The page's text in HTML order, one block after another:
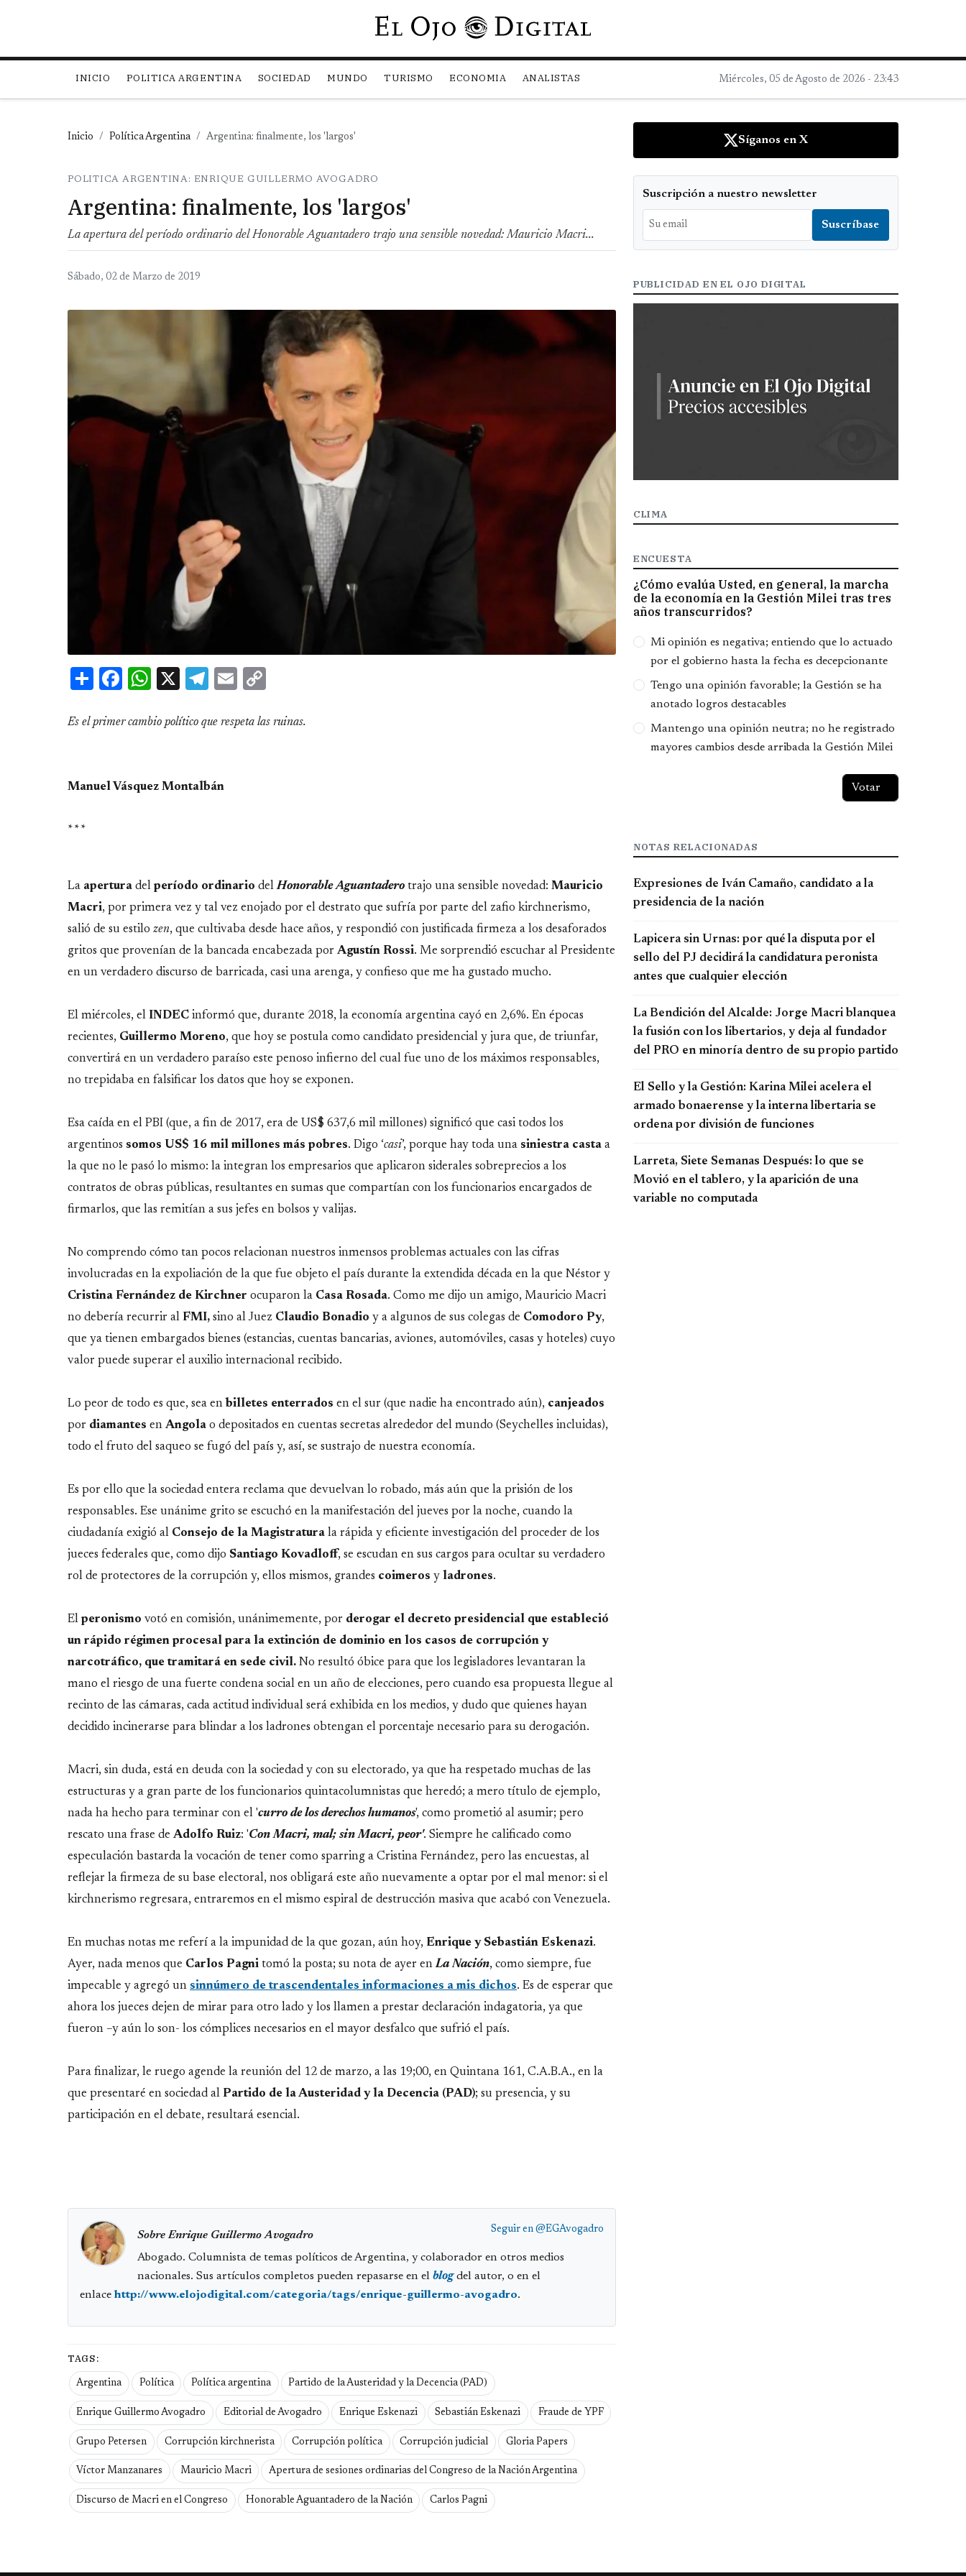
Pasar al contenido principal
INICIO POLITICA ARGENTINA SOCIEDAD MUNDO TURISMO ECONOMIA ANALISTAS Miércoles, 05 de Agosto de 2026 - 23:43
Inicio Política Argentina Argentina: finalmente, los 'largos'
POLITICA ARGENTINA: ENRIQUE GUILLERMO AVOGADRO
Argentina: finalmente, los 'largos'
La apertura del período ordinario del Honorable Aguantadero trajo una sensible novedad: Mauricio Macri...
Sábado, 02 de Marzo de 2019
ShareFacebook
WhatsApp
X Telegram
Email
Es el primer cambio político que respeta las ruinas.
Manuel Vásquez Montalbán
* * *
La apertura del período ordinario delHonorable Aguantadero trajo una sensible novedad: Mauricio
Macri, por primera vez y tal vez enojado por el destrato que sufría por parte del zafio kirchnerismo,
salió de su estilo zen, que cultivaba desde hace años, y respondió con justificada firmeza a los desaforados
gritos que provenían de la bancada encabezada por Agustín Rossi. Me sorprendió escuchar al Presidente
en un verdadero discurso de barricada, casi una arenga, y confieso que me ha gustado mucho.
El miércoles, el INDEC informó que, durante 2018, la economía argentina cayó en 2,6%. En épocas
recientes, Guillermo Moreno, que hoy se postula como candidato presidencial y jura que, de triunfar,
convertirá en un verdadero paraíso este penoso infierno del cual fue uno de los máximos responsables,
no trepidaba en falsificar los datos que hoy se exponen.
Esa caída en el PBI (que, a fin de 2017, era de US$ 637,6 mil millones) significó que casi todos los
argentinos somos US$ 16 mil millones más pobres. Digo ‘casi’, porque hay toda una siniestra casta a
la que no le pasó lo mismo: la integran los empresarios que aplicaron siderales sobreprecios a los
contratos de obras públicas, resultantes en sumas que compartían con los funcionarios encargados de
firmarlos, que las remitían a sus jefes en bolsos y valijas.
No comprendo cómo tan pocos relacionan nuestros inmensos problemas actuales con las cifras
involucradas en la expoliación de la que fue objeto el país durante la extendida década en la que Néstor y
Cristina Fernández de Kirchner ocuparon la Casa Rosada. Como me dijo un amigo, Mauricio Macri
no debería recurrir al FMI, sino al Juez Claudio Bonadio y a algunos de sus colegas de Comodoro Py,
que ya tienen embargados bienes (estancias, cuentas bancarias, aviones, automóviles, casas y hoteles) cuyo
valor puede superar el auxilio internacional recibido.
Lo peor de todo es que, sea en billetes enterrados en el sur (que nadie ha encontrado aún), canjeados
por diamantes en Angola o depositados en cuentas secretas alrededor del mundo (Seychelles incluidas),
todo el fruto del saqueo se fugó del país y, así, se sustrajo de nuestra economía.
Es por ello que la sociedad entera reclama que devuelvan lo robado, más aún que la prisión de los
responsables. Ese unánime grito se escuchó en la manifestación del jueves por la noche, cuando la
ciudadanía exigió al Consejo de la Magistratura la rápida y eficiente investigación del proceder de los
jueces federales que, como dijo Santiago Kovadloff, se escudan en sus cargos para ocultar su verdadero
rol de protectores de la corrupción y, ellos mismos, grandes coimeros y ladrones.
El peronismo votó en comisión, unánimemente, por derogar el decreto presidencial que estableció
un rápido régimen procesal para la extinción de dominio en los casos de corrupción y
narcotráfico, que tramitará en sede civil. No resultó óbice para que los legisladores levantaran la
mano el riesgo de una fuerte condena social en un año de elecciones, pero cuando esa propuesta llegue al
recinto de las cámaras, cada actitud individual será exhibida en los medios, y dudo que quienes hayan
decidido incinerarse para blindar a los ladrones obtengan el porcentaje necesario para su derogación.
Macri, sin duda, está en deuda con la sociedad y con su electorado, ya que ha respetado muchas de las
estructuras y a gran parte de los funcionarios quintacolumnistas que heredó; a mero título de ejemplo,
nada ha hecho para terminar con el 'curro de los derechos humanos', como prometió al asumir; pero
rescato una frase de Adolfo Ruiz: 'Con Macri, mal; sin Macri, peor'. Siempre he calificado como
especulación bastarda la vocación de tener como sparring a Cristina Fernández, pero las encuestas, al
reflejar la firmeza de su base electoral, nos obligará este año nuevamente a optar por el mal menor: si el
kirchnerismo regresara, entraremos en el mismo espiral de destrucción masiva que acabó con Venezuela.
En muchas notas me referí a la impunidad de la que gozan, aún hoy, Enrique y Sebastián Eskenazi.
Ayer, nada menos que Carlos Pagni tomó la posta; su nota de ayer enLa Nación, como siempre, fue
impecable y agregó un sinnúmero de trascendentales informaciones a mis dichos. Es de esperar que
ahora los jueces dejen de mirar para otro lado y los llamen a prestar declaración indagatoria, ya que
fueron –y aún lo son- los cómplices necesarios en el mayor desfalco que sufrió el país.
Para finalizar, le ruego agende la reunión del 12 de marzo, a las 19;00, en Quintana 161, C.A.B.A., en la
que presentaré en sociedad al Partido de la Austeridad y la Decencia (PAD); su presencia, y su
participación en el debate, resultará esencial.
Seguir en @EGAvogadro
Sobre Enrique Guillermo Avogadro
Abogado. Columnista de temas políticos de Argentina, y colaborador en otros medios
nacionales. Sus artículos completos pueden repasarse en el blogdel autor, o en el
enlace http://www.elojodigital.com/categoria/tags/enrique-guillermo-avogadro.
TAGS:
Argentina Política Política argentina Partido de la Austeridad y la Decencia (PAD)
Enrique Guillermo Avogadro Editorial de Avogadro Enrique Eskenazi Sebastián Eskenazi Fraude de YPF
Grupo Petersen Corrupción kirchnerista Corrupción política Corrupción judicial Gloria Papers
Víctor Manzanares Mauricio Macri Apertura de sesiones ordinarias del Congreso de la Nación Argentina
Discurso de Macri en el Congreso Honorable Aguantadero de la Nación Carlos Pagni
Síganos en X
Suscripción a nuestro newsletter
PUBLICIDAD EN EL OJO DIGITAL
CLIMA
ENCUESTA
¿Cómo evalúa Usted, en general, la marcha
de la economía en la Gestión Milei tras tres
años transcurridos?
Opciones
Mi opinión es negativa; entiendo que lo actuado
por el gobierno hasta la fecha es decepcionante
Tengo una opinión favorable; la Gestión se ha
anotado logros destacables
Mantengo una opinión neutra; no he registrado
mayores cambios desde arribada la Gestión Milei
NOTAS RELACIONADAS
Expresiones de Iván Camaño, candidato a la
presidencia de la nación
Lapicera sin Urnas: por qué la disputa por el
sello del PJ decidirá la candidatura peronista
antes que cualquier elección
La Bendición del Alcalde: Jorge Macri blanquea
la fusión con los libertarios, y deja al fundador
del PRO en minoría dentro de su propio partido
El Sello y la Gestión: Karina Milei acelera el
armado bonaerense y la interna libertaria se
ordena por división de funciones
Larreta, Siete Semanas Después: lo que se
Movió en el tablero, y la aparición de una
variable no computada